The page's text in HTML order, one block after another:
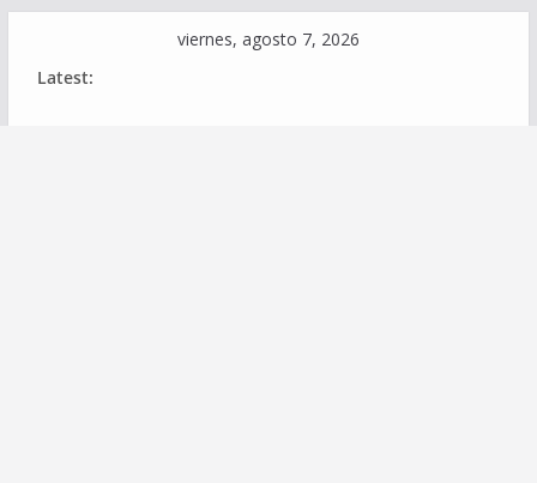
viernes, agosto 7, 2026
Latest: